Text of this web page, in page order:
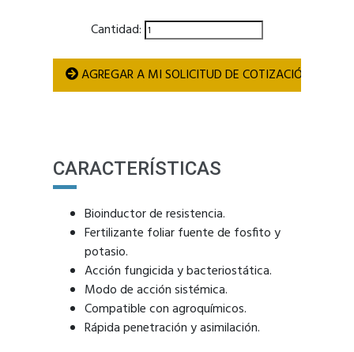
Cantidad:
AGREGAR A MI SOLICITUD DE COTIZACIÓN
CARACTERÍSTICAS
Bioinductor de resistencia.
Fertilizante foliar fuente de fosfito y
potasio.
Acción fungicida y bacteriostática.
Modo de acción sistémica.
Compatible con agroquímicos.
Rápida penetración y asimilación.